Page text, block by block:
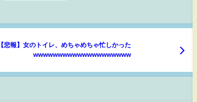
【悲報】女のトイレ、めちゃめちゃ忙しかった
wwwwwwwwwwwwwwwwwwww